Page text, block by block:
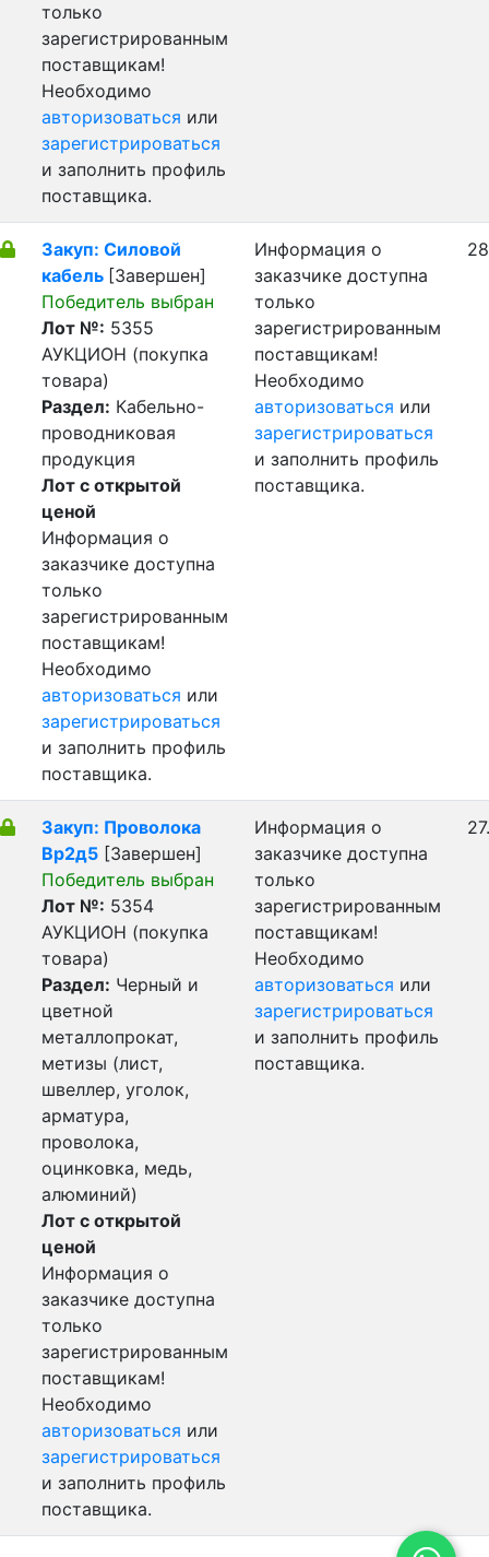
только
зарегистрированным
поставщикам!
Необходимо
авторизоваться или
зарегистрироваться
и заполнить профиль
поставщика.
Закуп: Силовой
кабель [Завершен]
Победитель выбран
Лот №: 5355
АУКЦИОН (покупка
товара)
Раздел: Кабельно-
проводниковая
продукция
Лот с открытой
ценой
Информация о
заказчике доступна
только
зарегистрированным
поставщикам!
Необходимо
авторизоваться или
зарегистрироваться
и заполнить профиль
поставщика.
Информация о
заказчике доступна
только
зарегистрированным
поставщикам!
Необходимо
авторизоваться или
зарегистрироваться
и заполнить профиль
поставщика.
Закуп: Проволока
Вр2д5 [Завершен]
Победитель выбран
Лот №: 5354
АУКЦИОН (покупка
товара)
Раздел: Черный и
цветной
металлопрокат,
метизы (лист,
швеллер, уголок,
арматура,
проволока,
оцинковка, медь,
алюминий)
Лот с открытой
ценой
Информация о
заказчике доступна
только
зарегистрированным
поставщикам!
Необходимо
авторизоваться или
зарегистрироваться
и заполнить профиль
поставщика.
Информация о
заказчике доступна
только
зарегистрированным
поставщикам!
Необходимо
авторизоваться или
зарегистрироваться
и заполнить профиль
поставщика.